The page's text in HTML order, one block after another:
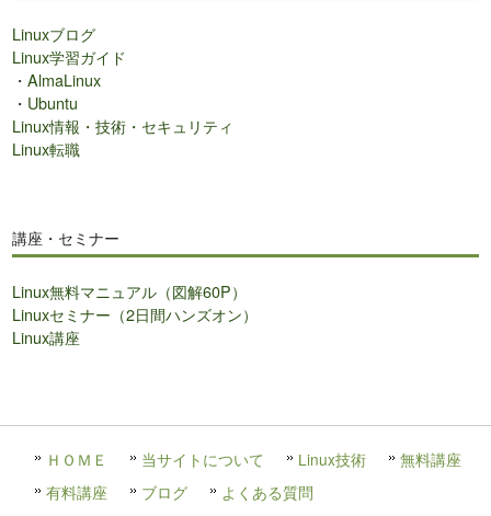
Linuxブログ
Linux学習ガイド
・AlmaLinux
・ Ubuntu
Linux情報・技術・セキュリティ
Linux転職
講座・セミナー
Linux無料マニュアル（図解60P）
Linuxセミナー（2日間ハンズオン）
Linux講座
ＨＯＭＥ 当サイトについて Linux技術
無料講座
有料講座
ブログ
よくある質問